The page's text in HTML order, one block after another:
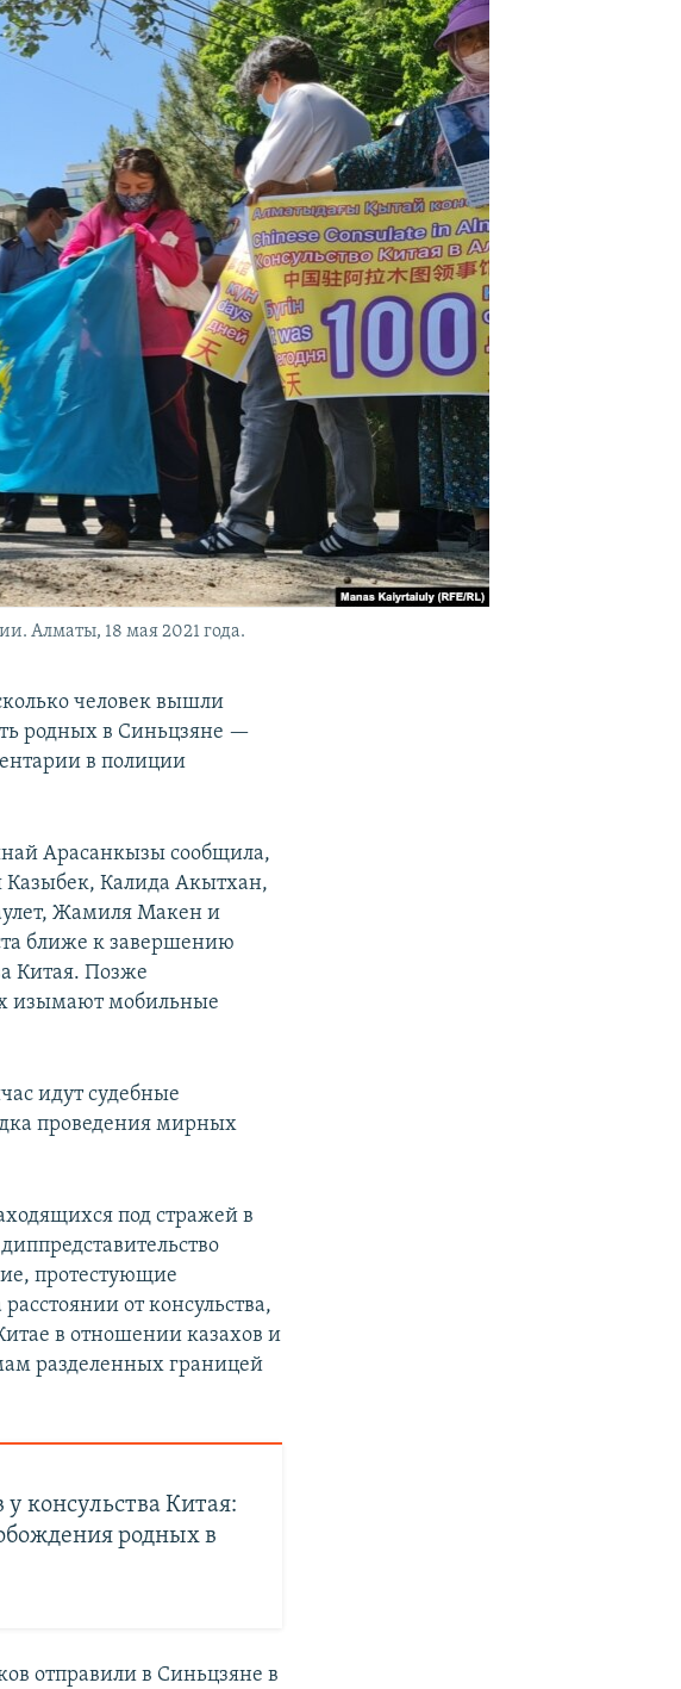
Алматы, 18 мая 2021 года.
человек вышли
родных в Синьцзяне —
в полиции
Арасанкызы сообщила,
Казыбек, Калида Акытхан,
Жамиля Макен и
ближе к завершению
Китая. Позже
изымают мобильные
идут судебные
проведения мирных
под стражей в
протестующие
от консульства,
в отношении казахов и
разделенных границей
консульства Китая:
родных в
отправили в Синьцзяне в